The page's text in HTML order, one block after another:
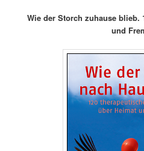
Wie der Storch zuhause blieb.
und